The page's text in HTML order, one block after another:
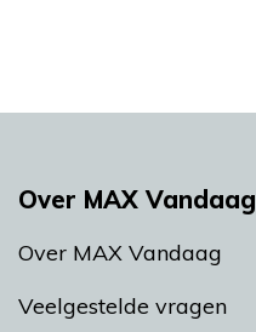
Over MAX Vandaag
Over MAX Vandaag
Veelgestelde vragen